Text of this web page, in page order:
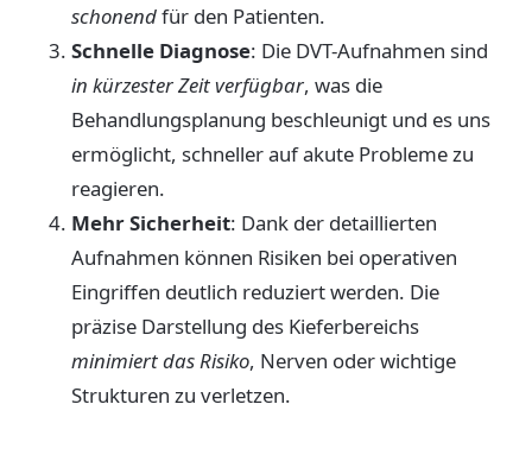
schonendfür den Patienten.
Schnelle Diagnose: Die DVT-Aufnahmen sind
in kürzester Zeit verfügbar, was die
Behandlungsplanung beschleunigt und es uns
ermöglicht, schneller auf akute Probleme zu
reagieren.
Mehr Sicherheit: Dank der detaillierten
Aufnahmen können Risiken bei operativen
Eingriffen deutlich reduziert werden. Die
präzise Darstellung des Kieferbereichs
minimiert das Risiko, Nerven oder wichtige
Strukturen zu verletzen.